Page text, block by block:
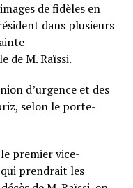
de fidèles en
dans plusieurs
de M. Raïssi.
d’urgence et des
selon le porte-
premier vice-
prendrait les